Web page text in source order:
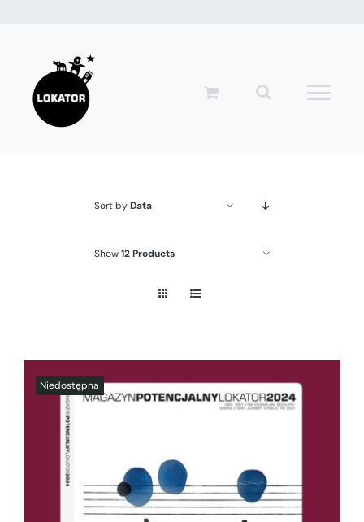
zawartości
Sort byData
Show12 Products